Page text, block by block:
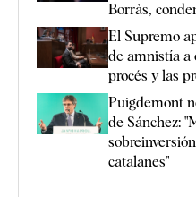
Borràs,
El Supremo
de amnistía a
procés y las
Puigdemont
de Sánchez:
catalanes"